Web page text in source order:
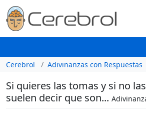
Cerebrol Adivinanzas con Respuestas
Si quieres las tomas y si no
suelen decir que son...